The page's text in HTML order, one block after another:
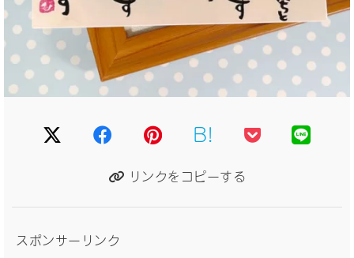
B!
リンクをコピーする
スポンサーリンク